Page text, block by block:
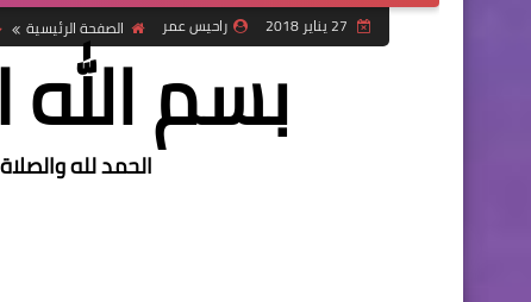
راحيس عمر الصفحة الرئيسية بسم الحمد لله